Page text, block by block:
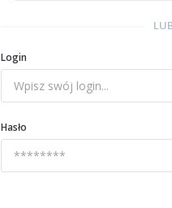
Login
Hasło